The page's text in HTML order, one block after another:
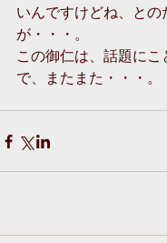
いんですけどね、との
が・・・。
この御仁は、話題に
で、またまた・・・。